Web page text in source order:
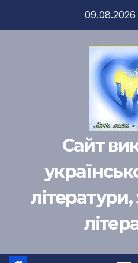
09.08.2026
Сайт